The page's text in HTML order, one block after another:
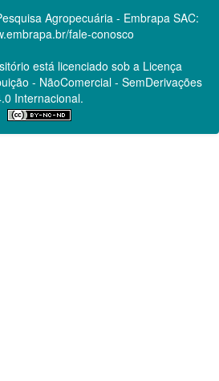
Agropecuária - Embrapa SAC:
fale-conosco
está licenciado sob a Licença
- NãoComercial - SemDerivações
Internacional.